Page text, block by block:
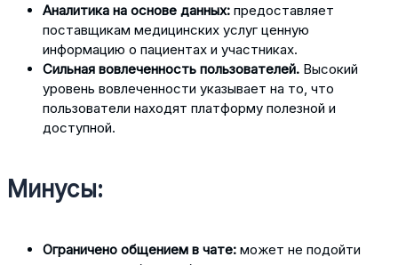
Аналитика на основе данных: предоставляет
поставщикам медицинских услуг ценную
информацию о пациентах и ​​участниках.
Сильная вовлеченность пользователей. Высокий
уровень вовлеченности указывает на то, что
пользователи находят платформу полезной и
доступной.
Минусы:
Ограничено общением в чате: может не подойти